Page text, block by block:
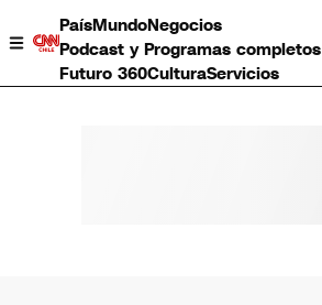
PaísMundoNegocios
Podcast y Programas completos
Futuro 360CulturaServicios